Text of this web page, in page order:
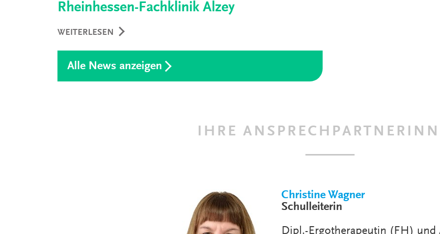
Rheinhessen-Fachklinik Alzey
WEITERLESEN
Alle News anzeigen
IHRE
Christine Wagner
Schulleiterin
Dipl.-Ergotherapeutin (FH) und